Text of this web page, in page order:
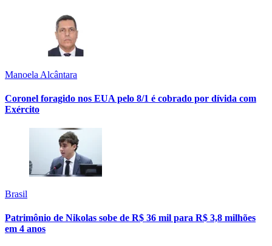
Manoela Alcântara
Coronel foragido nos EUA pelo 8/1 é cobrado por dívida com
Exército
Brasil
Patrimônio de Nikolas sobe de R$ 36 mil para R$ 3,8 milhões
em 4 anos